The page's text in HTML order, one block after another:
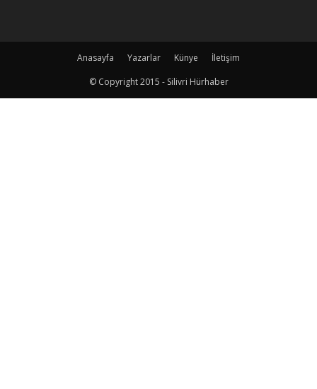
Anasayfa Yazarlar Künye
İletişim
© Copyright 2015 - Silivri Hürhaber